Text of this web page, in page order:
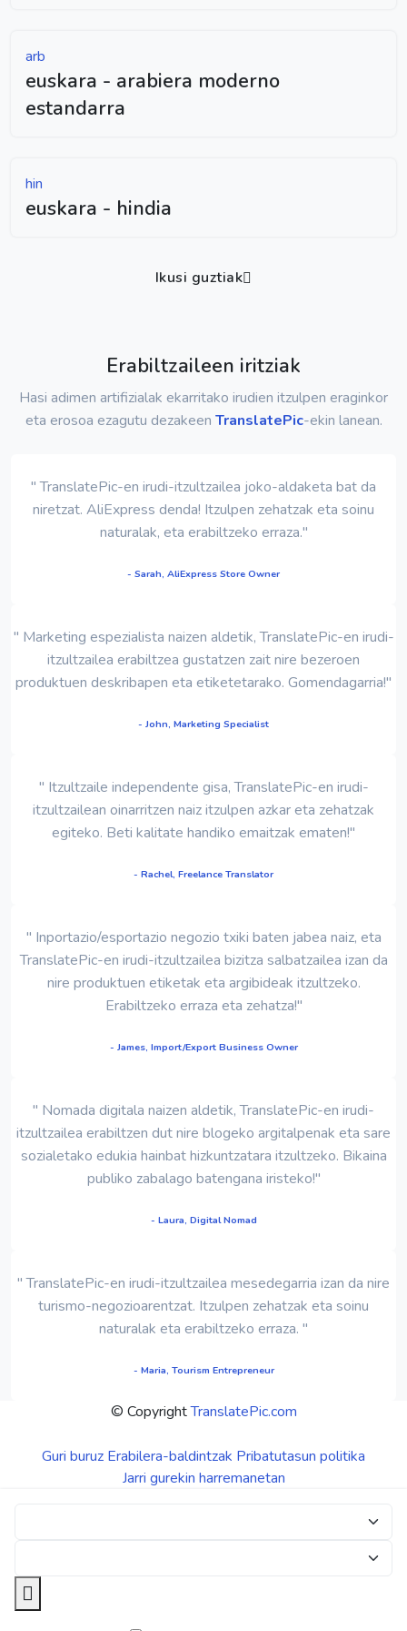
arb
euskara - arabiera moderno
estandarra
hin
euskara - hindia
Ikusi guztiak
Erabiltzaileen iritziak
Hasi adimen artifizialak ekarritako irudien itzulpen eraginkor
eta erosoa ezagutu dezakeen TranslatePic-ekin lanean.
" TranslatePic-en irudi-itzultzailea joko-aldaketa bat da
niretzat. AliExpress denda! Itzulpen zehatzak eta soinu
naturalak, eta erabiltzeko erraza."
- Sarah, AliExpress Store Owner
" Marketing espezialista naizen aldetik, TranslatePic-en irudi-
itzultzailea erabiltzea gustatzen zait nire bezeroen
produktuen deskribapen eta etiketetarako. Gomendagarria!"
- John, Marketing Specialist
" Itzultzaile independente gisa, TranslatePic-en irudi-
itzultzailean oinarritzen naiz itzulpen azkar eta zehatzak
egiteko. Beti kalitate handiko emaitzak ematen!"
- Rachel, Freelance Translator
" Inportazio/esportazio negozio txiki baten jabea naiz, eta
TranslatePic-en irudi-itzultzailea bizitza salbatzailea izan da
nire produktuen etiketak eta argibideak itzultzeko.
Erabiltzeko erraza eta zehatza!"
- James, Import/Export Business Owner
" Nomada digitala naizen aldetik, TranslatePic-en irudi-
itzultzailea erabiltzen dut nire blogeko argitalpenak eta sare
sozialetako edukia hainbat hizkuntzatara itzultzeko. Bikaina
publiko zabalago batengana iristeko!"
- Laura, Digital Nomad
" TranslatePic-en irudi-itzultzailea mesedegarria izan da nire
turismo-negozioarentzat. Itzulpen zehatzak eta soinu
naturalak eta erabiltzeko erraza. "
- Maria, Tourism Entrepreneur
© CopyrightTranslatePic.com
Guri buruz Erabilera-baldintzak Pribatutasun politika
Jarri gurekin harremanetan